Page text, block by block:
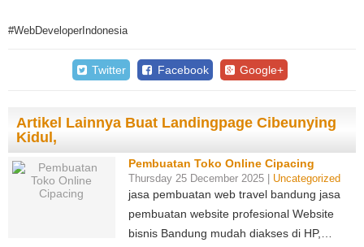
#WebDeveloperIndonesia
Twitter Facebook Google+
Artikel Lainnya Buat Landingpage Cibeunying
Kidul,
Pembuatan Toko Online Cipacing
Thursday 25 December 2025 | Uncategorized
jasa pembuatan web travel bandung jasa
pembuatan website profesional Website
bisnis Bandung mudah diakses di HP,…